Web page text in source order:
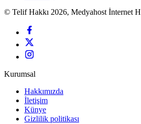
© Telif Hakkı 2026, Medyahost İnternet
Kurumsal
Hakkımızda
İletişim
Künye
Gizlilik politikası